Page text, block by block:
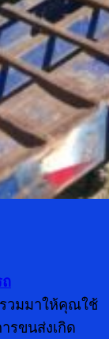
ถ
วมมาให้คุณใช้
รขนส่งเกิด